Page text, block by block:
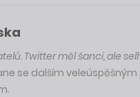
Twitter měl šanci, ale
se dalším